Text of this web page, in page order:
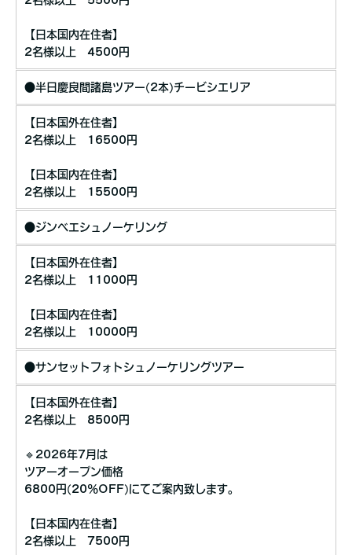
【日本国内在住者】
2名様以上 4500円
●半日慶良間諸島ツアー(2本)チービシエリア
【日本国外在住者】
2名様以上 16500円
【日本国内在住者】
2名様以上 15500円
●ジンベエシュノーケリング
【日本国外在住者】
2名様以上 11000円
【日本国内在住者】
2名様以上 10000円
●サンセットフォトシュノーケリングツアー
【日本国外在住者】
2名様以上 8500円
🔹2026年7月は
ツアーオープン価格
6800円(20%OFF)にてご案内致します。
【日本国内在住者】
2名様以上 7500円